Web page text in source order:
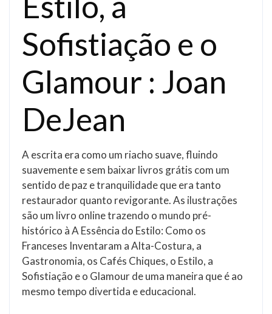
Sofistiação e o
Glamour : Joan
DeJean
A escrita era como um riacho suave, fluindo
suavemente e sem baixar livros grátis com um
sentido de paz e tranquilidade que era tanto
restaurador quanto revigorante. As ilustrações
são um livro online trazendo o mundo pré-
histórico à A Essência do Estilo: Como os
Franceses Inventaram a Alta-Costura, a
Gastronomia, os Cafés Chiques, o Estilo, a
Sofistiação e o Glamour de uma maneira que é ao
mesmo tempo divertida e educacional.